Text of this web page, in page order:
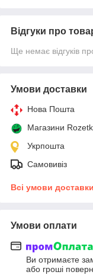
Відгуки про
Ще немає відгуків
Умови доставки
Нова Пошта
Магазини
Укрпошта
Самовивіз
Всі умови доставки
Умови оплати
Ви отримаєте
або гроші